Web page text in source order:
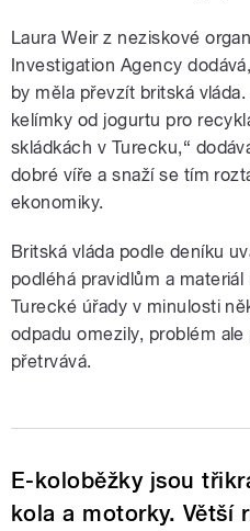
Laura Weir z neziskové
Investigation Agency
by měla převzít britská
kelímky od jogurtu pro
skládkách v Turecku,“
dobré víře a snaží se tím
ekonomiky.
Britská vláda podle deníku
podléhá pravidlům a
Turecké úřady v minulosti
odpadu omezily, problém
přetrvává.
E-koloběžky jsou
kola a motorky. Větší